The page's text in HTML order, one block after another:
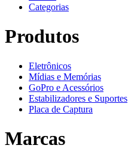
Categorias
Produtos
Eletrônicos
Mídias e Memórias
GoPro e Acessórios
Estabilizadores e Suportes
Placa de Captura
Marcas